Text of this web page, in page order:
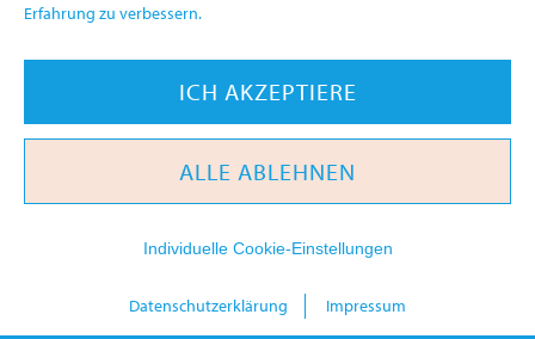
Erfahrung zu verbessern.
ICH AKZEPTIERE
ALLE ABLEHNEN
Individuelle Cookie-Einstellungen
Datenschutzerklärung Impressum